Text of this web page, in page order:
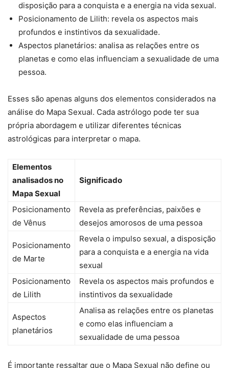
disposição para a conquista e a energia na vida sexual.
Posicionamento de Lilith: revela os aspectos mais
profundos e instintivos da sexualidade.
Aspectos planetários: analisa as relações entre os
planetas e como elas influenciam a sexualidade de uma
pessoa.
Esses são apenas alguns dos elementos considerados na
análise do Mapa Sexual. Cada astrólogo pode ter sua
própria abordagem e utilizar diferentes técnicas
astrológicas para interpretar o mapa.
Elementos
analisados no
Mapa Sexual
Significado
Posicionamento
de Vênus
Revela as preferências, paixões e
desejos amorosos de uma pessoa
Posicionamento
de Marte
Revela o impulso sexual, a disposição
para a conquista e a energia na vida
sexual
Posicionamento
de Lilith
Revela os aspectos mais profundos e
instintivos da sexualidade
Aspectos
planetários
Analisa as relações entre os planetas
e como elas influenciam a
sexualidade de uma pessoa
É importante ressaltar que o Mapa Sexual não define ou